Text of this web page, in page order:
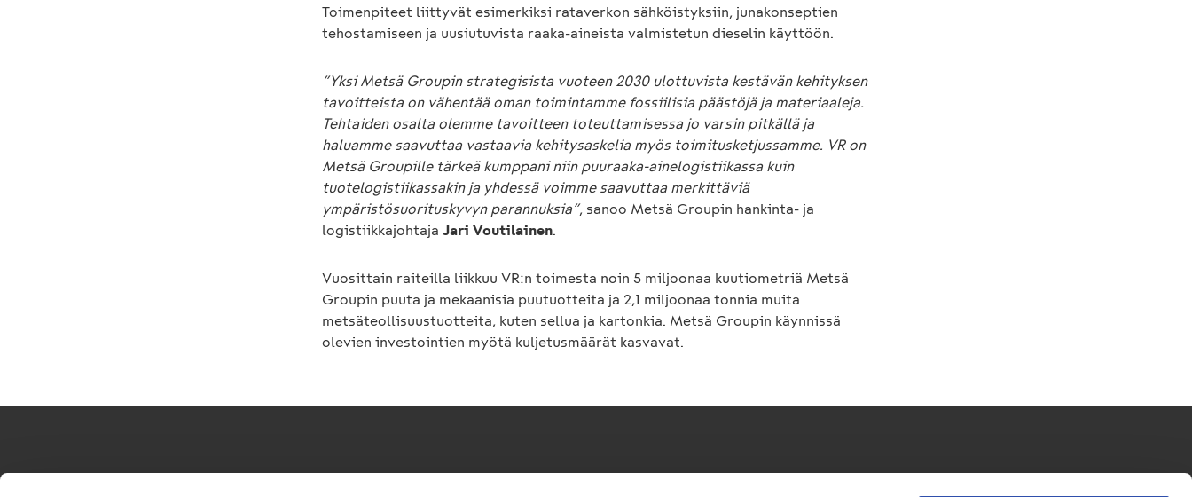
Toimenpiteet liittyvät esimerkiksi rataverkon sähköistyksiin, junakonseptien
tehostamiseen ja uusiutuvista raaka-aineista valmistetun dieselin käyttöön.
”Yksi Metsä Groupin strategisista vuoteen 2030 ulottuvista kestävän kehityksen
tavoitteista on vähentää oman toimintamme fossiilisia päästöjä ja materiaaleja.
Tehtaiden osalta olemme tavoitteen toteuttamisessa jo varsin pitkällä ja
haluamme saavuttaa vastaavia kehitysaskelia myös toimitusketjussamme. VR on
Metsä Groupille tärkeä kumppani niin puuraaka-ainelogistiikassa kuin
tuotelogistiikassakin ja yhdessä voimme saavuttaa merkittäviä
ympäristösuorituskyvyn parannuksia”, sanoo Metsä Groupin hankinta- ja
logistiikkajohtajaJari Voutilainen.
Vuosittain raiteilla liikkuu VR:n toimesta noin 5 miljoonaa kuutiometriä Metsä
Groupin puuta ja mekaanisia puutuotteita ja 2,1 miljoonaa tonnia muita
metsäteollisuustuotteita, kuten sellua ja kartonkia. Metsä Groupin käynnissä
olevien investointien myötä kuljetusmäärät kasvavat.